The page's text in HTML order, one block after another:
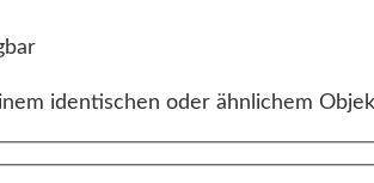
identischen oder ähnlichem